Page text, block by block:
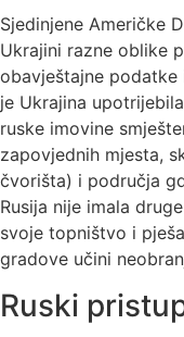
Sjedinjene Američke
Ukrajini razne oblike
obavještajne podatke
je Ukrajina
ruske imovine
zapovjednih mjesta,
čvorišta) i područja
Rusija nije imala
svoje topništvo i
gradove učini
Ruski